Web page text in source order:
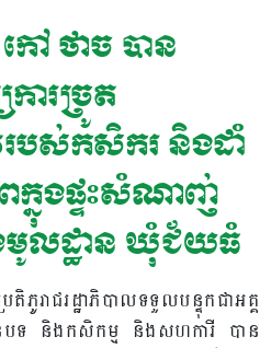
ៅ ថាច​​ បាន
ារច្រូត
បស់កសិករ និងដាំ
ពក្នុងផ្ទះសំណាញ់
មូលដ្ឋាន ឃុំជ័យធំ
រាជរដ្ឋាភិបាលទទួលបន្ទុកជាអគ្គ
នបទ និងកសិកម្ម និងសហការី បាន